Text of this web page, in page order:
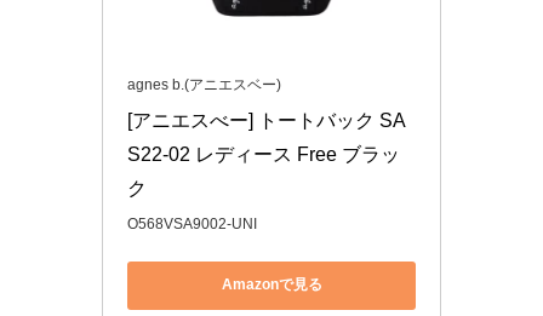
agnes b.(アニエスベー)
[アニエスべー] トートバック SA
S22-02 レディース Free ブラッ
ク
O568VSA9002-UNI
Amazonで見る